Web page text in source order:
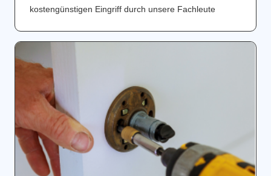
kostengünstigen Eingriff durch unsere Fachleute